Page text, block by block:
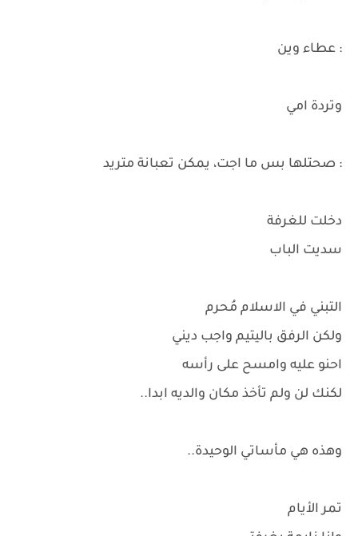
: عطاء وين
وتردة امي
: صحتلها بس ما اجت، يمكن تعبانة متريد
دخلت للغرفة
سديت الباب
التبني في الاسلام مُحرم
ولكن الرفق باليتيم واجب ديني
احنو عليه وامسح على رأسه
لكنك لن ولم تأخذ مكان والديه ابدا..
وهذه هي مأساتي الوحيدة..
تمر الأيام